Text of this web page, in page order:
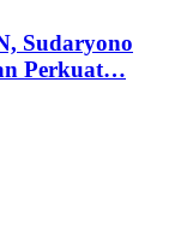
Sudaryono
Perkuat…